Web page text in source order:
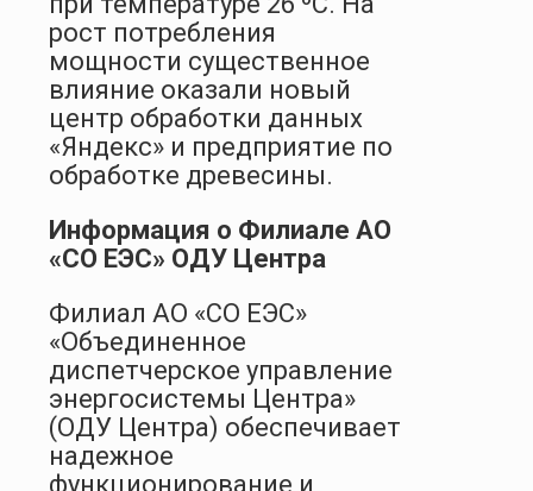
рост потребления
мощности существенное
влияние оказали новый
центр обработки данных
«Яндекс» и предприятие по
обработке древесины.
Информация о Филиале АО
«СО ЕЭС» ОДУ Центра
Филиал АО «СО ЕЭС»
«Объединенное
диспетчерское управление
энергосистемы Центра»
(ОДУ Центра) обеспечивает
надежное
функционирование и